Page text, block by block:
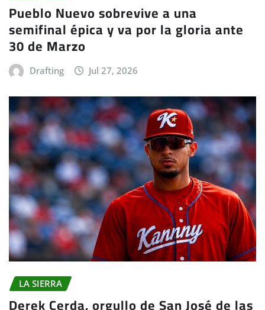
Pueblo Nuevo sobrevive a una
semifinal épica y va por la gloria ante
30 de Marzo
Drafting Jul 27, 2026
LA SIERRA